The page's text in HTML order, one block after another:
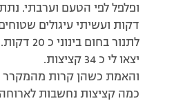
דקות ועשיתי עיגולים
לתנור
יצאו לי כ 34 קציצות.
והאמת כשהן קרות מהמקרר
כמה קציצות נחשבות